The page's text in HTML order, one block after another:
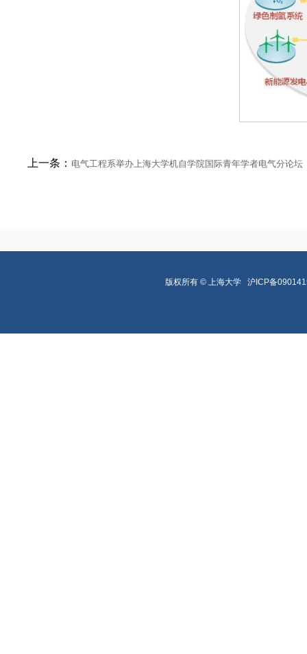
上一条： 电气工程系举办上海大学机自学院国际青年学者电气分论坛
版权所有 ©上海大学 沪ICP备